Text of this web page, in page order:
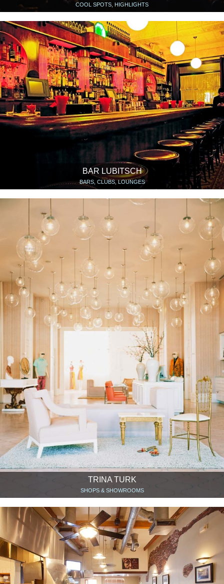
COOL SPOTS, HIGHLIGHTS
BAR LUBITSCH
BARS, CLUBS, LOUNGES
TRINA TURK
SHOPS & SHOWROOMS